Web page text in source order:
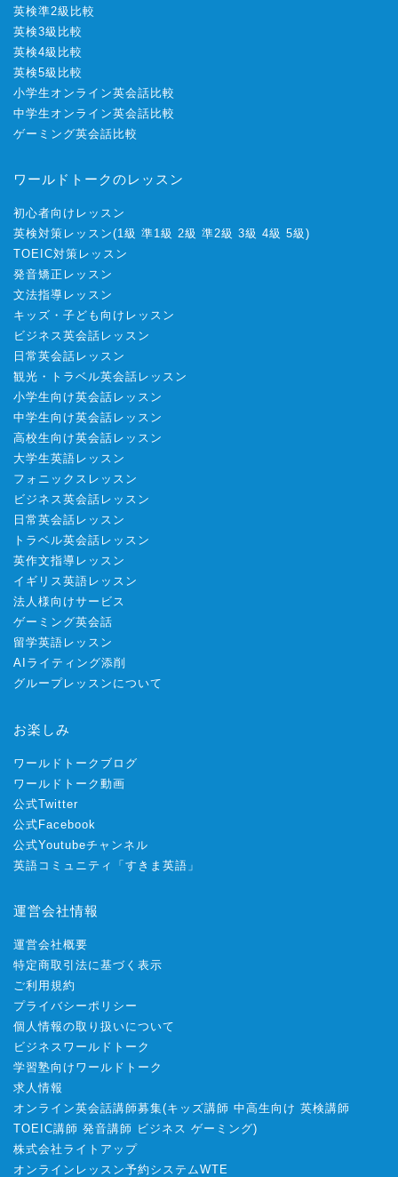
英検準2級比較
英検3級比較
英検4級比較
英検5級比較
小学生オンライン英会話比較
中学生オンライン英会話比較
ゲーミング英会話比較
ワールドトークのレッスン
初心者向けレッスン
英検対策レッスン(1級 準1級 2級 準2級 3級 4級 5級 )
TOEIC対策レッスン
発音矯正レッスン
文法指導レッスン
キッズ・子ども向けレッスン
ビジネス英会話レッスン
日常英会話レッスン
観光・トラベル英会話レッスン
小学生向け英会話レッスン
中学生向け英会話レッスン
高校生向け英会話レッスン
大学生英語レッスン
フォニックスレッスン
ビジネス英会話レッスン
日常英会話レッスン
トラベル英会話レッスン
英作文指導レッスン
イギリス英語レッスン
法人様向けサービス
ゲーミング英会話
留学英語レッスン
AIライティング添削
グループレッスンについて
お楽しみ
ワールドトークブログ
ワールドトーク動画
公式Twitter
公式Facebook
公式Youtubeチャンネル
英語コミュニティ「すきま英語」
運営会社情報
運営会社概要
特定商取引法に基づく表示
ご利用規約
プライバシーポリシー
個人情報の取り扱いについて
ビジネスワールドトーク
学習塾向けワールドトーク
求人情報
オンライン英会話講師募集(キッズ講師 中高生向け 英検講師
TOEIC講師 発音講師 ビジネス ゲーミング)
株式会社ライトアップ
オンラインレッスン予約システムWTE